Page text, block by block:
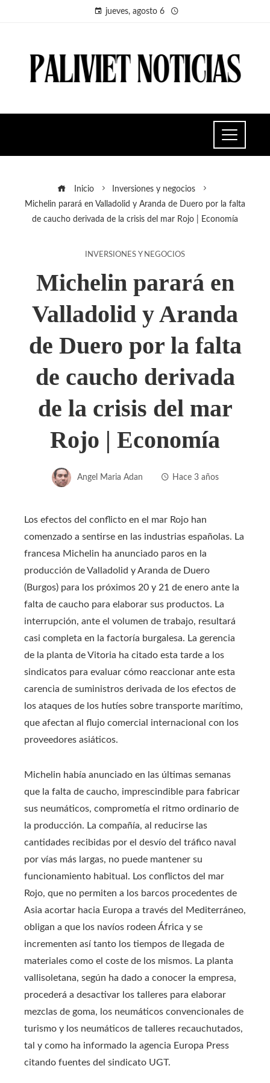
jueves, agosto 6
Inicio
Inversiones y negocios
Michelin parará en Valladolid y Aranda de Duero por la falta
de caucho derivada de la crisis del mar Rojo | Economía
INVERSIONES Y NEGOCIOS
Michelin parará en
Valladolid y Aranda
de Duero por la falta
de caucho derivada
de la crisis del mar
Rojo | Economía
Angel Maria Adan Hace 3 años
Los efectos del conflicto en el mar Rojo han
comenzado a sentirse en las industrias españolas. La
francesa Michelin ha anunciado paros en la
producción de Valladolid y Aranda de Duero
(Burgos) para los próximos 20 y 21 de enero ante la
falta de caucho para elaborar sus productos. La
interrupción, ante el volumen de trabajo, resultará
casi completa en la factoría burgalesa. La gerencia
de la planta de Vitoria ha citado esta tarde a los
sindicatos para evaluar cómo reaccionar ante esta
carencia de suministros derivada de los efectos de
los ataques de los hutíes sobre transporte marítimo,
que afectan al flujo comercial internacional con los
proveedores asiáticos.
Michelin había anunciado en las últimas semanas
que la falta de caucho, imprescindible para fabricar
sus neumáticos, comprometía el ritmo ordinario de
la producción. La compañía, al reducirse las
cantidades recibidas por el desvío del tráfico naval
por vías más largas, no puede mantener su
funcionamiento habitual. Los conflictos del mar
Rojo, que no permiten a los barcos procedentes de
Asia acortar hacia Europa a través del Mediterráneo,
obligan a que los navíos rodeen África y se
incrementen así tanto los tiempos de llegada de
materiales como el coste de los mismos. La planta
vallisoletana, según ha dado a conocer la empresa,
procederá a desactivar los talleres para elaborar
mezclas de goma, los neumáticos convencionales de
turismo y los neumáticos de talleres recauchutados,
tal y como ha informado la agencia Europa Press
citando fuentes del sindicato UGT.